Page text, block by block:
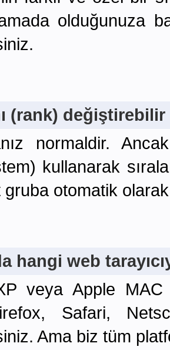
olduğunuza
(rank)
normaldir.
kullanarak
gruba otomatik
hangi web
veya Apple
Safari,
Ama biz tüm